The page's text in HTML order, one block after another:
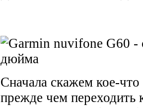
Сначала скажем кое-
прежде чем переходить